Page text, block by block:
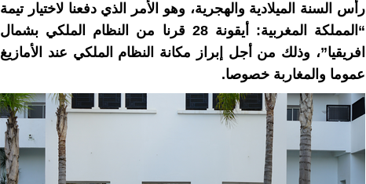
رأس السنة الميلادية والهجرية، وهو الأمر الذي دفعنا لاختيار تيمة
“المملكة المغربية: أيقونة 28 قرنا من النظام الملكي بشمال
افريقيا”، وذلك من أجل إبراز مكانة النظام الملكي عند الأمازيغ
عموما والمغاربة خصوصا.